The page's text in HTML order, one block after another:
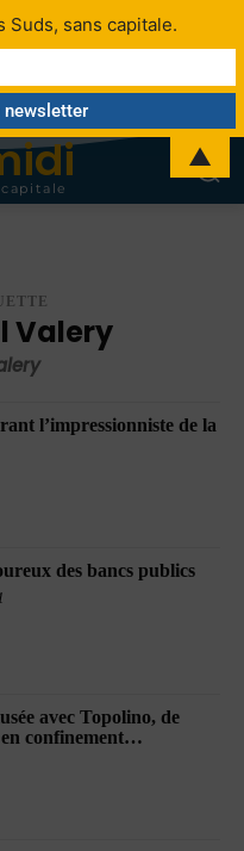
Valery
l’impressionniste de la
des bancs publics
avec Topolino, de
confinement…
Suds, sans capitale.
▲